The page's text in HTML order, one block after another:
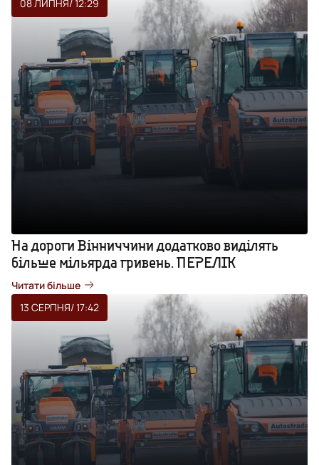
08 ЛИПНЯ/ 12:29
На дороги Вінниччини додатково виділять
більше мільярда гривень. ПЕРЕЛІК
Читати більше
13 СЕРПНЯ/ 17:42